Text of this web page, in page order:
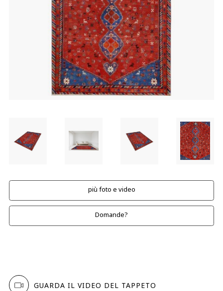
più foto e video
Domande?
GUARDA IL VIDEO DEL TAPPETO